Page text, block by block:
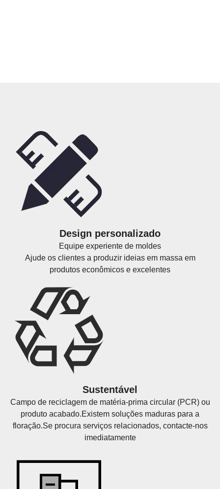
Design personalizado
Equipe experiente de moldes
Ajude os clientes a produzir ideias em massa em
produtos econômicos e excelentes
Sustentável
Campo de reciclagem de matéria-prima circular (PCR) ou
produto acabado.Existem soluções maduras para a
floração.Se procura serviços relacionados, contacte-nos
imediatamente